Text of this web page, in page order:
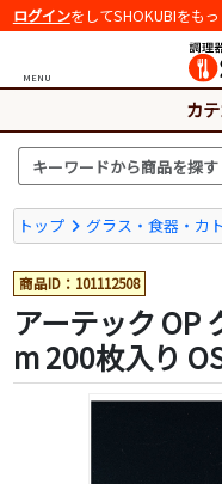
ログインをしてSHOKUBIをもっ
MENU
カ
トップ グラス・食器・カ
商品ID：101112508
アーテック
m 200枚入り